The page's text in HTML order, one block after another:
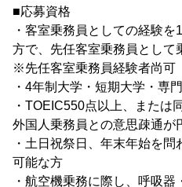
■応募資格
・客室乗務員としての経験
方で、先任客室乗務員として
※先任客室乗務員経験者尚可
・4年制大学・短期大学・専
・TOEIC550点以上、または
外国人乗務員との意思疎通が
・土日祝祭日、年末年始を
可能な方
・航空機乗務に際し、呼吸器